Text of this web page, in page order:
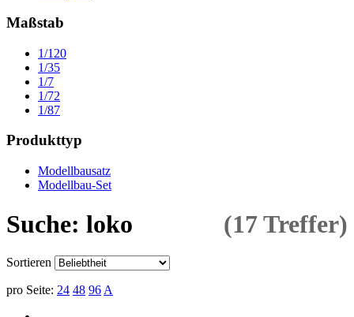
Maßstab
1/120
1/35
1/7
1/72
1/87
Produkttyp
Modellbausatz
Modellbau-Set
Suche: loko (17 Treffer)
Sortieren
pro Seite: 24 48 96 A